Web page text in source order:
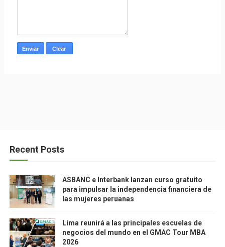
Recent Posts
ASBANC e Interbank lanzan curso gratuito
para impulsar la independencia financiera de
las mujeres peruanas
Lima reunirá a las principales escuelas de
negocios del mundo en el GMAC Tour MBA
2026